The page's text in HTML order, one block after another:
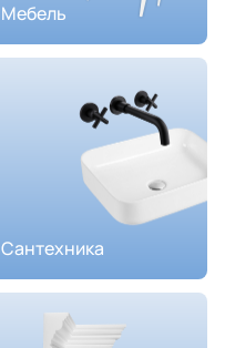
Мебель
Сантехника